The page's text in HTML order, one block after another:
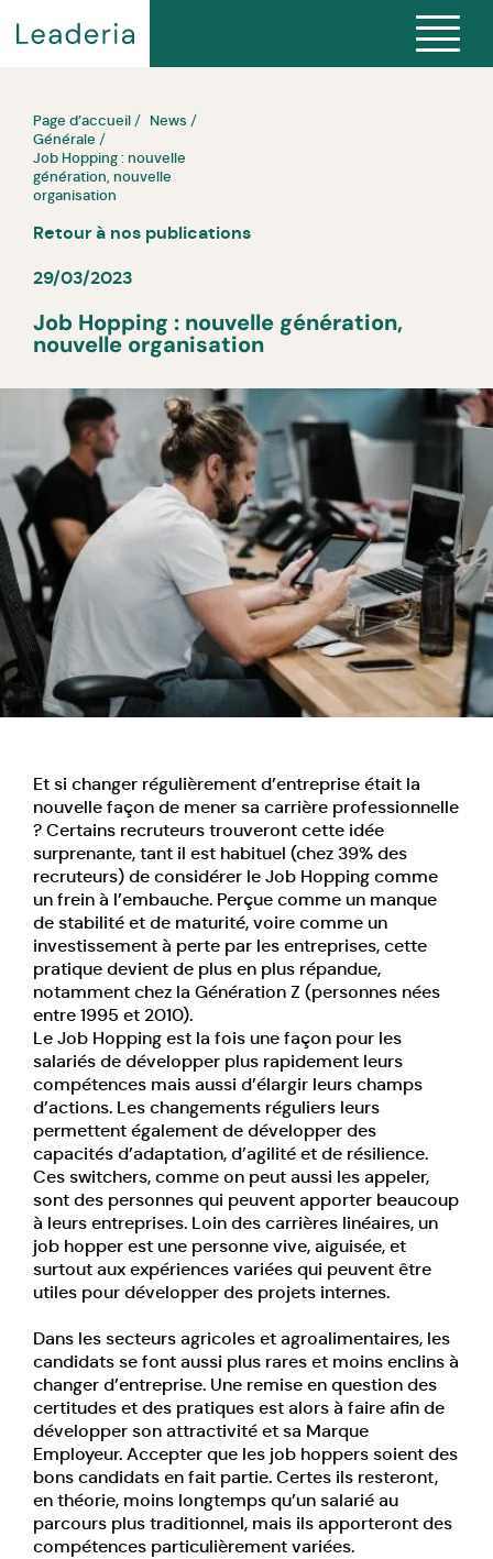
Page d’accueil
News
Générale
Job Hopping : nouvelle
génération, nouvelle
organisation
Retour à nos publications
29/03/2023
Job Hopping : nouvelle génération,
nouvelle organisation
Et si changer régulièrement d’entreprise était la
nouvelle façon de mener sa carrière professionnelle
? Certains recruteurs trouveront cette idée
surprenante, tant il est habituel (chez 39% des
recruteurs) de considérer le Job Hopping comme
un frein à l’embauche. Perçue comme un manque
de stabilité et de maturité, voire comme un
investissement à perte par les entreprises, cette
pratique devient de plus en plus répandue,
notamment chez la Génération Z (personnes nées
entre 1995 et 2010).
Le Job Hopping est la fois une façon pour les
salariés de développer plus rapidement leurs
compétences mais aussi d’élargir leurs champs
d’actions. Les changements réguliers leurs
permettent également de développer des
capacités d’adaptation, d’agilité et de résilience.
Ces switchers, comme on peut aussi les appeler,
sont des personnes qui peuvent apporter beaucoup
à leurs entreprises. Loin des carrières linéaires, un
job hopper est une personne vive, aiguisée, et
surtout aux expériences variées qui peuvent être
utiles pour développer des projets internes.
Dans les secteurs agricoles et agroalimentaires, les
candidats se font aussi plus rares et moins enclins à
changer d’entreprise. Une remise en question des
certitudes et des pratiques est alors à faire afin de
développer son attractivité et sa Marque
Employeur. Accepter que les job hoppers soient des
bons candidats en fait partie. Certes ils resteront,
en théorie, moins longtemps qu’un salarié au
parcours plus traditionnel, mais ils apporteront des
compétences particulièrement variées.